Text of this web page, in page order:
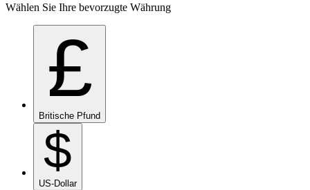
Wählen Sie Ihre bevorzugte Währung
£
Britische Pfund
$
US-Dollar